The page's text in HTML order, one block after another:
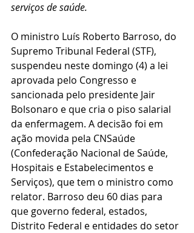
serviços de saúde.
O ministro Luís Roberto Barroso, do
Supremo Tribunal Federal (STF),
suspendeu neste domingo (4) a lei
aprovada pelo Congresso e
sancionada pelo presidente Jair
Bolsonaro e que cria o piso salarial
da enfermagem. A decisão foi em
ação movida pela CNSaúde
(Confederação Nacional de Saúde,
Hospitais e Estabelecimentos e
Serviços), que tem o ministro como
relator. Barroso deu 60 dias para
que governo federal, estados,
Distrito Federal e entidades do setor